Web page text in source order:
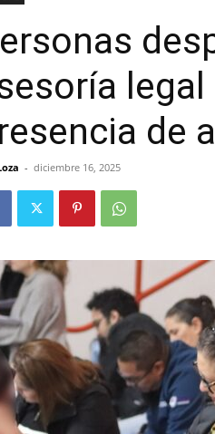
de
- diciembre 16, 2025